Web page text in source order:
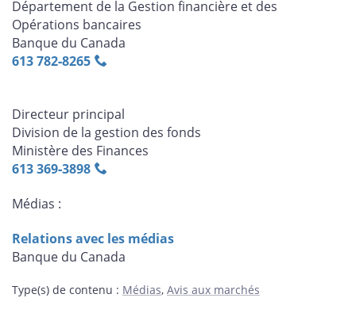
Département de la Gestion financière et des
Opérations bancaires
Banque du Canada
613 782‑8265
Directeur principal
Division de la gestion des fonds
Ministère des Finances
613 369‑3898
Médias :
Relations avec les médias
Banque du Canada
Type(s) de contenu : Médias, Avis aux marchés